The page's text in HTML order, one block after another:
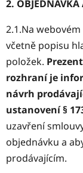
2.
2.1.Na
včetně popisu
položek.
rozhraní je
návrh
ustanovení §
uzavření
objednávku a
prodávajícím.